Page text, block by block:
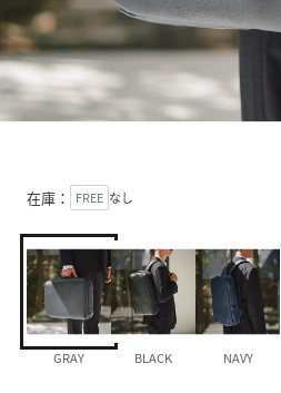
在庫： FREE なし
GRAY BLACK NAVY